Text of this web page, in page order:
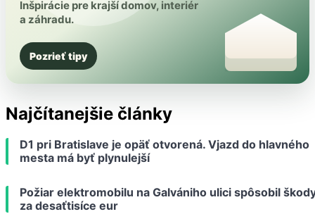
Inšpirácie pre krajší domov, interiér
a záhradu.
Pozrieť tipy
Najčítanejšie články
D1 pri Bratislave je opäť otvorená. Vjazd do hlavného
mesta má byť plynulejší
Požiar elektromobilu na Galvániho ulici spôsobil
za desaťtisíce eur